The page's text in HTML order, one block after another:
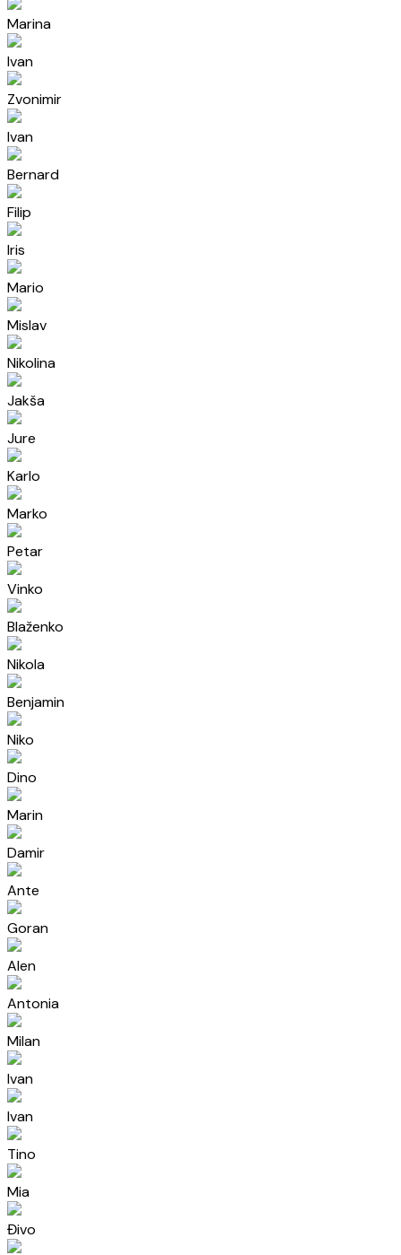
Marina
Ivan
Zvonimir
Ivan
Bernard
Filip
Iris
Mario
Mislav
Nikolina
Jakša
Jure
Karlo
Marko
Petar
Vinko
Blaženko
Nikola
Benjamin
Niko
Dino
Marin
Damir
Ante
Goran
Alen
Antonia
Milan
Ivan
Ivan
Tino
Mia
Đivo